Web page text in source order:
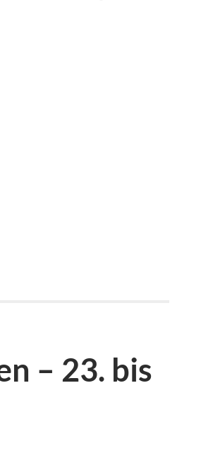
– 23. bis